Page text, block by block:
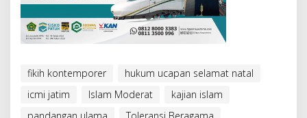
fikih kontemporer
hukum ucapan selamat natal
icmi jatim
Islam Moderat
kajian islam